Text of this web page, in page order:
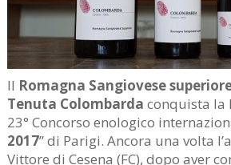
Il Romagna Sangiovese
Tenuta Colombarda conquista la
23° Concorso enologico
2017” di Parigi. Ancora una volta
Vittore di Cesena (FC), dopo aver